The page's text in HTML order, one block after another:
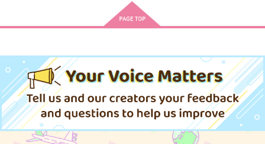
作品詳細
い
SHIWO.GAMA
専売 787円（税込）
カラオケ行こ!
成田狂児×岡聡実
サンプル
ば
ヒソヤカ。
専売 787円 （税込）
カラオケ行こ!
成田狂児×岡聡実
サンプル
anpan
専売 629円（税込）
カラオケ行こ!
成田狂児×岡聡実
サンプル